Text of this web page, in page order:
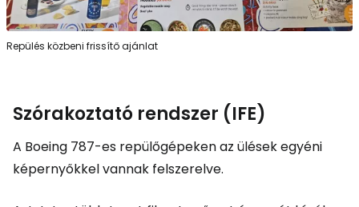
Repülés közbeni frissítő ajánlat
Szórakoztató rendszer (IFE)
A Boeing 787-es repülőgépeken az ülések egyéni
képernyőkkel vannak felszerelve.